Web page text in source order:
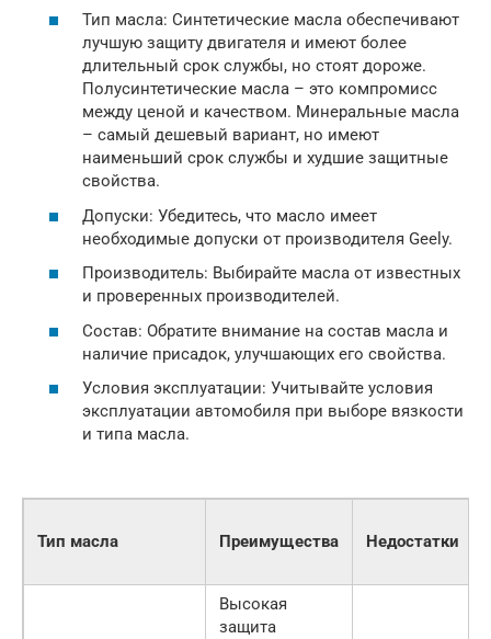
Тип масла: Синтетические масла обеспечивают
лучшую защиту двигателя и имеют более
длительный срок службы, но стоят дороже.
Полусинтетические масла – это компромисс
между ценой и качеством. Минеральные масла
– самый дешевый вариант, но имеют
наименьший срок службы и худшие защитные
свойства.
Допуски: Убедитесь, что масло имеет
необходимые допуски от производителя Geely.
Производитель: Выбирайте масла от известных
и проверенных производителей.
Состав: Обратите внимание на состав масла и
наличие присадок, улучшающих его свойства.
Условия эксплуатации: Учитывайте условия
эксплуатации автомобиля при выборе вязкости
и типа масла.
Тип масла Преимущества Недостатки
Высокая
защита